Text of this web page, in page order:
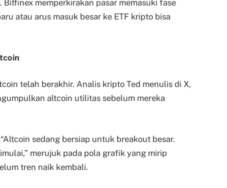
memperkirakan pasar memasuki fase
atau arus masuk besar ke ETF kripto bisa
telah berakhir. Analis kripto Ted menulis di X,
altcoin utilitas sebelum mereka
sedang bersiap untuk breakout besar.
merujuk pada pola grafik yang mirip
tren naik kembali.